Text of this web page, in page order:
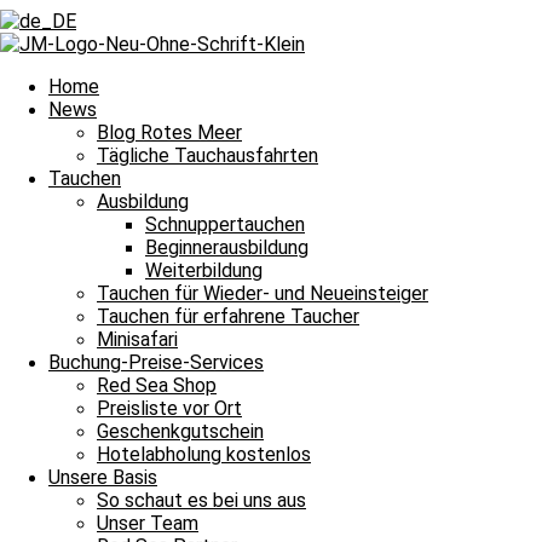
Home
News
Blog Rotes Meer
Tägliche Tauchausfahrten
Tauchen
Ausbildung
Schnuppertauchen
Beginnerausbildung
Weiterbildung
Tauchen für Wieder- und Neueinsteiger
Tauchen für erfahrene Taucher
Minisafari
Buchung-Preise-Services
Red Sea Shop
Preisliste vor Ort
Geschenkgutschein
Hotelabholung kostenlos
Unsere Basis
So schaut es bei uns aus
Unser Team
ZurückVoriger
NächsterWohlige Wärme am sonnigen Samstag
Die Blöcke erschienen wundervoll im Licht und damit heißt es
Tauchguidesberichten an dieser Stelle jeden Tag von den
dem Meer und unter Wasser erlebt haben. Auch über die
Nachttauchgang – ihr könnt es mitverfolgen. Auch
Und das Beste? Unsere Berichte über die Tauchausfahrten unserer
lasst euch immer wieder aufs Neue verzaubern. Willkommen zu
Halbtagesfahrt
Tauchplatz 1: Carlson’s Corner